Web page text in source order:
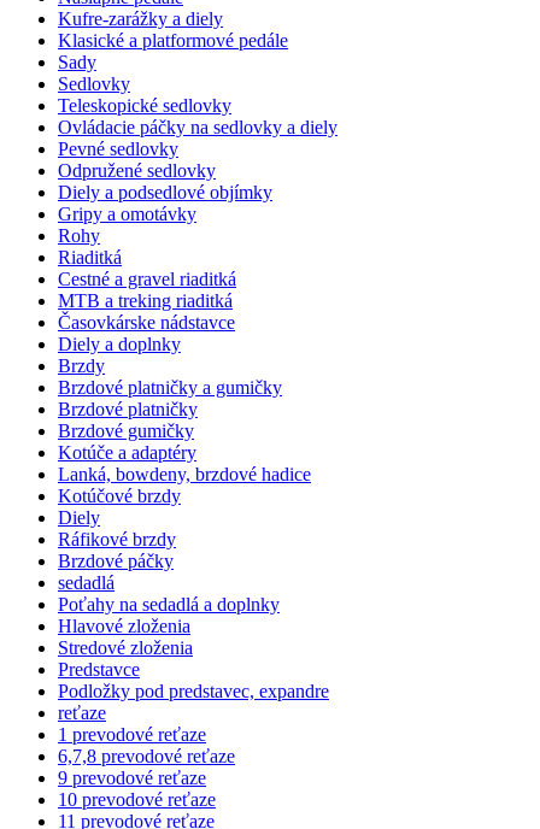
Kufre-zarážky a diely
Klasické a platformové pedále
Sady
Sedlovky
Teleskopické sedlovky
Ovládacie páčky na sedlovky a diely
Pevné sedlovky
Odpružené sedlovky
Diely a podsedlové objímky
Gripy a omotávky
Rohy
Riaditká
Cestné a gravel riaditká
MTB a treking riaditká
Časovkárske nádstavce
Diely a doplnky
Brzdy
Brzdové platničky a gumičky
Brzdové platničky
Brzdové gumičky
Kotúče a adaptéry
Lanká, bowdeny, brzdové hadice
Kotúčové brzdy
Diely
Ráfikové brzdy
Brzdové páčky
sedadlá
Poťahy na sedadlá a doplnky
Hlavové zloženia
Stredové zloženia
Predstavce
Podložky pod predstavec, expandre
reťaze
1 prevodové reťaze
6,7,8 prevodové reťaze
9 prevodové reťaze
10 prevodové reťaze
11 prevodové reťaze